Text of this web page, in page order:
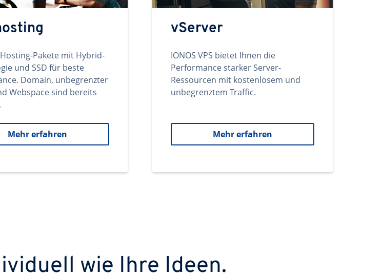
Pakete mit Hybrid-
und SSD für beste
Domain, unbegrenzter
Webspace sind bereits
Mehr erfahren
vServer
IONOS VPS bietet Ihnen die
Performance starker Server-
Ressourcen mit kostenlosem und
unbegrenztem Traffic.
Mehr erfahren
wie Ihre Ideen.